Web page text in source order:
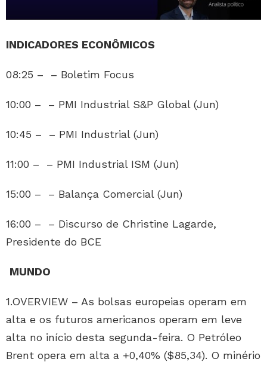
INDICADORES ECONÔMICOS
08:25 – – Boletim Focus
10:00 – – PMI Industrial S&P Global (Jun)
10:45 – – PMI Industrial (Jun)
11:00 – – PMI Industrial ISM (Jun)
15:00 – – Balança Comercial (Jun)
16:00 – – Discurso de Christine Lagarde,
Presidente do BCE
MUNDO
1.OVERVIEW – As bolsas europeias operam em
alta e os futuros americanos operam em leve
alta no início desta segunda-feira. O Petróleo
Brent opera em alta a +0,40% ($85,34). O minério